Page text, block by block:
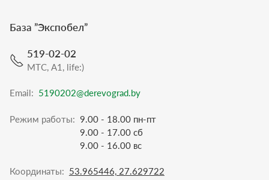
База ”Экспобел”
519-02-02
МТС, A1, life:)
Email: 5190202@derevograd.by
Режим работы: 9.00 - 18.00 пн-пт
9.00 - 17.00 сб
9.00 - 16.00 вс
Координаты: 53.965446, 27.629722